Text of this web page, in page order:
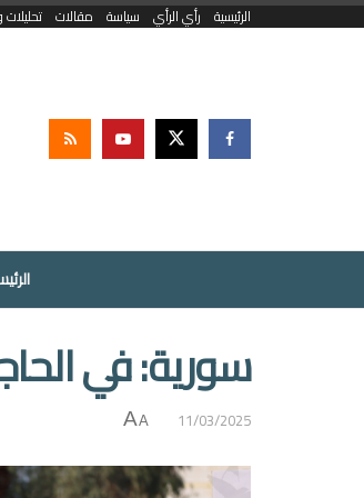
الرئيسية رأي الرأي سياسة مقالات
سورية: في
11/03/2025
A
A